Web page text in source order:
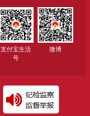
支付宝生活
号
微博